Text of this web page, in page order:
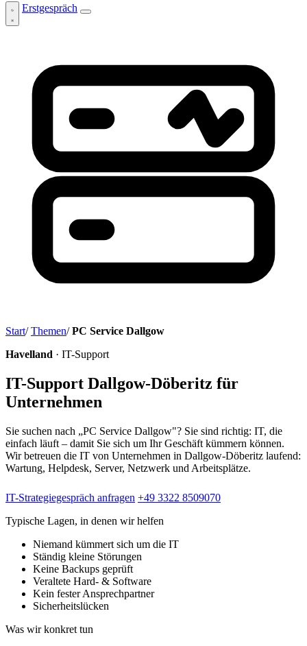
Erstgespräch
Start/ Themen/ PC Service Dallgow
Havelland · IT-Support
IT-Support Dallgow-Döberitz für
Unternehmen
Sie suchen nach „PC Service Dallgow"? Sie sind richtig: IT, die
einfach läuft – damit Sie sich um Ihr Geschäft kümmern können.
Wir betreuen die IT von Unternehmen in Dallgow-Döberitz laufend:
Wartung, Helpdesk, Server, Netzwerk und Arbeitsplätze.
IT-Strategiegespräch anfragen +49 3322 8509070
Typische Lagen, in denen wir helfen
Niemand kümmert sich um die IT
Ständig kleine Störungen
Keine Backups geprüft
Veraltete Hard- & Software
Kein fester Ansprechpartner
Sicherheitslücken
Was wir konkret tun